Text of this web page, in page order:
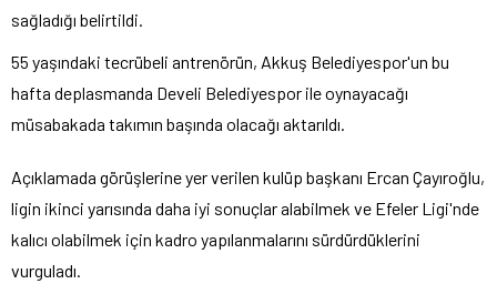
sağladığı belirtildi.
55 yaşındaki tecrübeli antrenörün, Akkuş Belediyespor'un bu
hafta deplasmanda Develi Belediyespor ile oynayacağı
müsabakada takımın başında olacağı aktarıldı.
Açıklamada görüşlerine yer verilen kulüp başkanı Ercan Çayıroğlu,
ligin ikinci yarısında daha iyi sonuçlar alabilmek ve Efeler Ligi'nde
kalıcı olabilmek için kadro yapılanmalarını sürdürdüklerini
vurguladı.